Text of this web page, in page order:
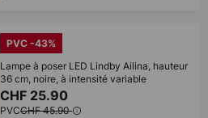
PVC -43%
Lampe à poser LED Lindby Ailina, hauteur
36 cm, noire, à intensité variable
CHF 25.90
PVCCHF 45.90